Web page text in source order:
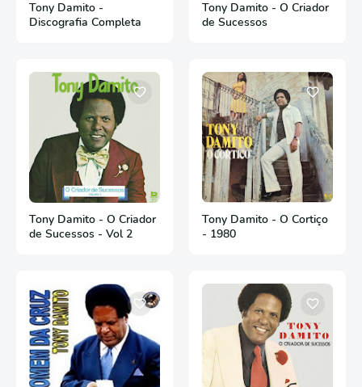
Tony Damito -
Discografia Completa
Tony Damito - O Criador
de Sucessos
Tony Damito - O Criador
de Sucessos - Vol 2
Tony Damito - O Cortiço
- 1980